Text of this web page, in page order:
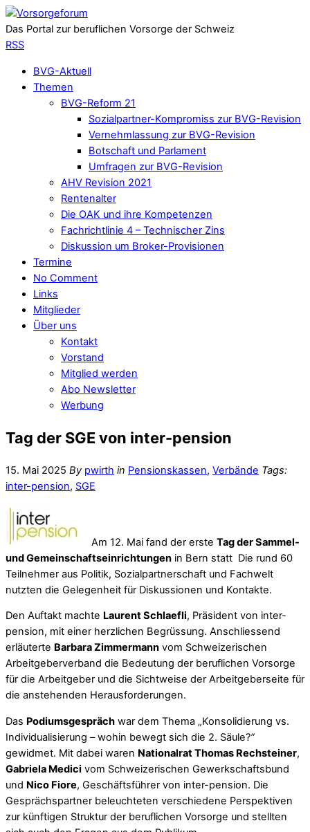
Das Portal zur beruflichen Vorsorge der Schweiz
RSS
BVG-Aktuell
Themen
BVG-Reform 21
Sozialpartner-Kompromiss zur BVG-Revision
Vernehmlassung zur BVG-Revision
Botschaft und Parlament
Umfragen zur BVG-Revision
AHV Revision 2021
Rentenalter
Die OAK und ihre Kompetenzen
Fachrichtlinie 4 – Technischer Zins
Diskussion um Broker-Provisionen
Termine
No Comment
Links
Mitglieder
Über uns
Kontakt
Vorstand
Mitglied werden
Abo Newsletter
Werbung
Tag der SGE von inter-pension
15. Mai 2025 By pwirth in Pensionskassen, Verbände Tags:
inter-pension, SGE
Am 12. Mai fand der erste Tag der Sammel-
und Gemeinschaftseinrichtungen in Bern statt Die rund 60
Teilnehmer aus Politik, Sozialpartnerschaft und Fachwelt
nutzten die Gelegenheit für Diskussionen und Kontakte.
Den Auftakt machte Laurent Schlaefli, Präsident von inter-
pension, mit einer herzlichen Begrüssung. Anschliessend
erläuterte Barbara Zimmermann vom Schweizerischen
Arbeitgeberverband die Bedeutung der beruflichen Vorsorge
für die Arbeitgeber und die Sichtweise der Arbeitgeberseite für
die anstehenden Herausforderungen.
Das Podiumsgespräch war dem Thema „Konsolidierung vs.
Individualisierung – wohin bewegt sich die 2. Säule?“
gewidmet. Mit dabei waren Nationalrat Thomas Rechsteiner,
Gabriela Medici vom Schweizerischen Gewerkschaftsbund
und Nico Fiore, Geschäftsführer von inter-pension. Die
Gesprächspartner beleuchteten verschiedene Perspektiven
zur künftigen Struktur der beruflichen Vorsorge und stellten